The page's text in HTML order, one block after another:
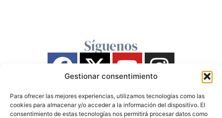
Gestionar consentimiento
Para ofrecer las mejores experiencias, utilizamos tecnologías como las
cookies para almacenar y/o acceder a la información del dispositivo. El
consentimiento de estas tecnologías nos permitirá procesar datos como
Síguenos